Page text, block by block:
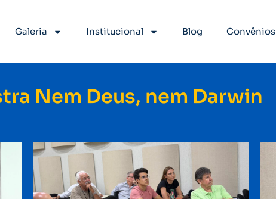
Galeria Institucional Blog Convênios
Nem Deus, nem Darwin